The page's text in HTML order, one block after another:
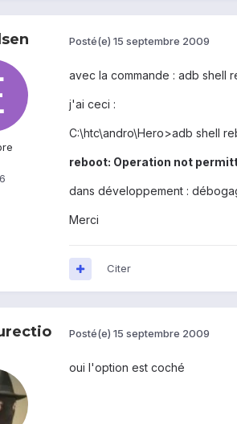
Posté(e) 15 septembre 2009
avec la commande : adb shell
j'ai ceci :
C:\htc\andro\Hero>adb shell
reboot: Operation not
dans développement :
Merci
Citer
Posté(e) 15 septembre 2009
oui l'option est coché